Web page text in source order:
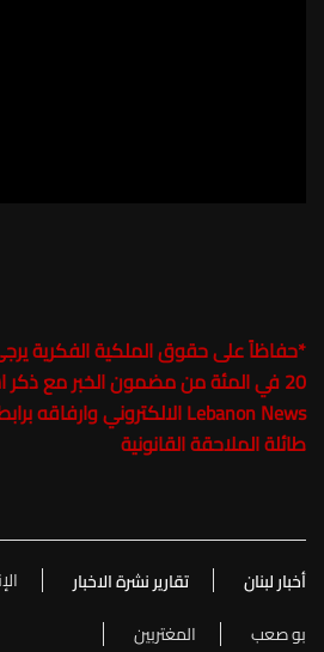
*حفاظاً على حقوق الملكية الفكرية
طائلة الملاحقة القانونية
أخبار لبنان تقارير نشرة الاخبار
بو صعب
المغتربين